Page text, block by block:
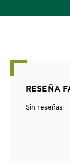
RESEÑA
Sin reseñas